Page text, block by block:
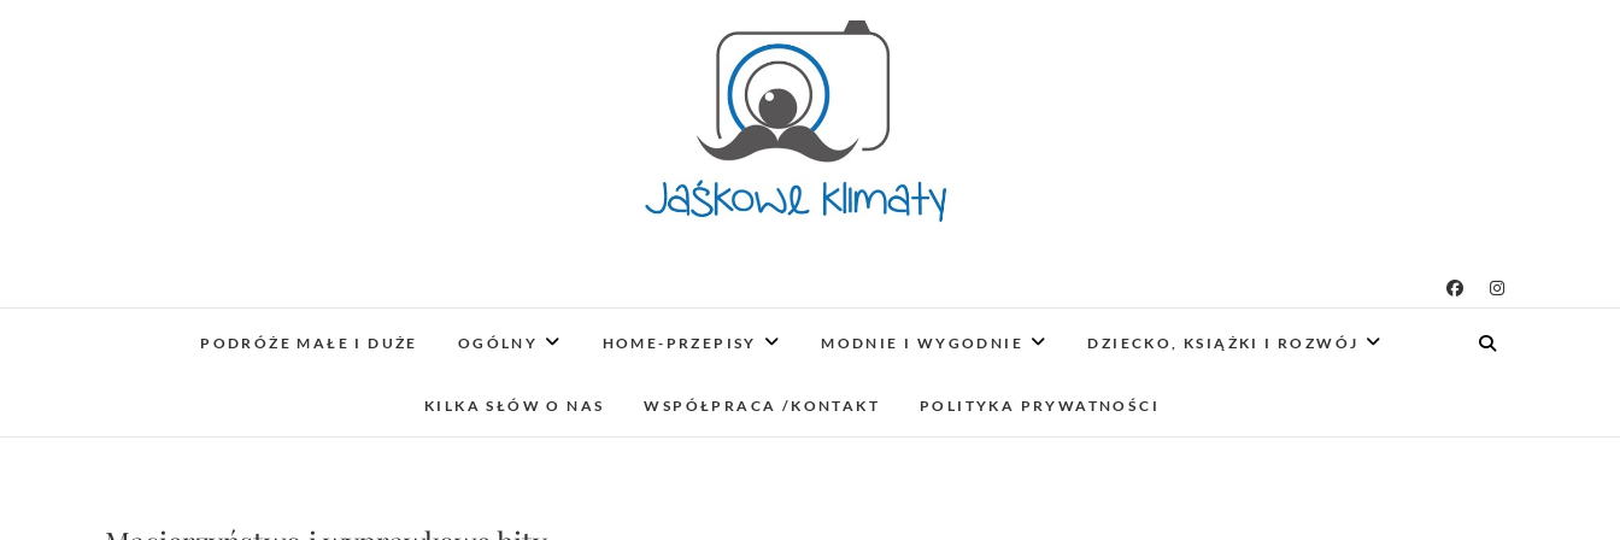
Jaśkowe klimaty-Blog rodzicielsko-
lifestylowy
OPISUJEMY ŻYCIE. ZABAWA POŁĄCZONA Z NAUKĄ, CIEKAWE PROJEKTY DIY Z DZIECKIEM,
PODRÓŻE MAŁE I DUŻE OGÓLNY HOME-PRZEPISY MODNIE I WYGODNIE DZIECKO, KSIĄŻKI I ROZWÓJ
KILKA SŁÓW O NAS WSPÓŁPRACA /KONTAKT POLITYKA PRYWATNOŚCI